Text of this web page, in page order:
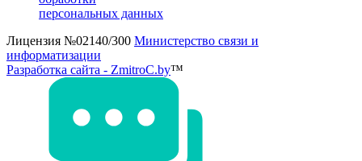
персональных данных
Лицензия №02140/300 Министерство связи и
информатизации
Разработка сайта - ZmitroC.by™